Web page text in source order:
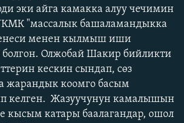
480p
480p
1080p
эки айга камакка алуу чечимин
"массалык башаламандыкка
менен кылмыш иши
болгон. Олжобай Шакир бийликти
кескин сындап, сөз
жарандык коомго басым
келген. Жазуучунун камалышын
кысым катары баалагандар, ошол